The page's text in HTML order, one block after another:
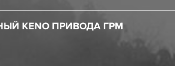
KENO ПРИВОДА ГРМ